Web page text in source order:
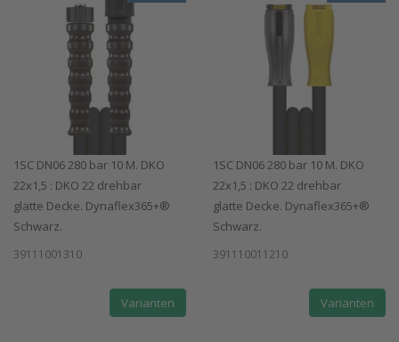
1SC DN06 280 bar 10 M. DKO
22x1,5 : DKO 22 drehbar
glatte Decke. Dynaflex365+®
Schwarz.
39111001310
Varianten
1SC DN06 280 bar 10 M. DKO
22x1,5 : DKO 22 drehbar
glatte Decke. Dynaflex365+®
Schwarz.
391110011210
Varianten